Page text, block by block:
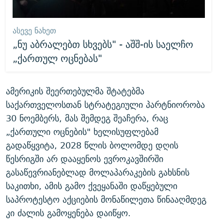
ᲐᲡᲔᲕᲔ ᲜᲐᲮᲔᲗ
„ნუ აბრალებთ სხვებს" - აშშ-ის საელჩო
„ქართულ ოცნებას"
ამერიკის შეერთებულმა შტატებმა
საქართველოსთან სტრატეგიული პარტნიორობა
30 ნოემბერს, მას შემდეგ შეაჩერა, რაც
„ქართული ოცნების" ხელისუფლებამ
გადაწყვიტა, 2028 წლის ბოლომდე დღის
წესრიგში არ დააყენოს ევროკავშირში
გასაწევრიანებლად მოლაპარაკების გახსნის
საკითხი, ამის გამო ქვეყანაში დაწყებული
საპროტესტო აქციების მონაწილეთა წინააღმდეგ
კი ძალის გამოყენება დაიწყო.